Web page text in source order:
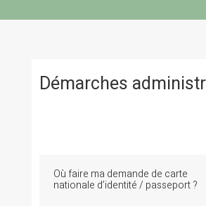
Démarches
Où faire ma demande de carte
nationale d’identité / passeport ?